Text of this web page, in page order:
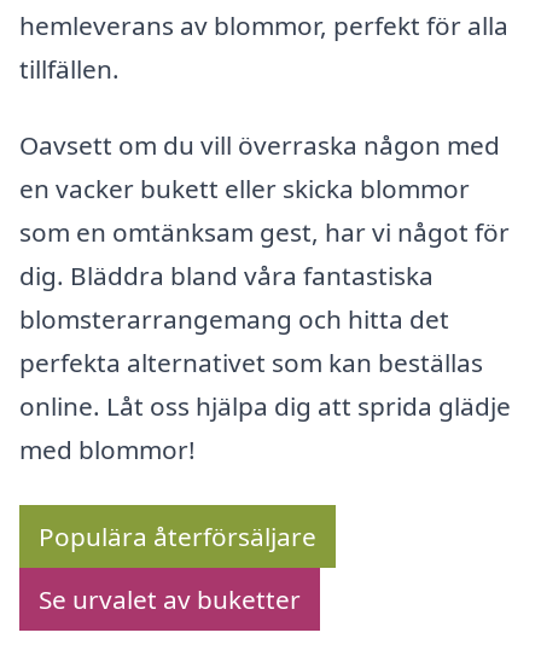
hemleverans av blommor, perfekt för alla
tillfällen.
Oavsett om du vill överraska någon med
en vacker bukett eller skicka blommor
som en omtänksam gest, har vi något för
dig. Bläddra bland våra fantastiska
blomsterarrangemang och hitta det
perfekta alternativet som kan beställas
online. Låt oss hjälpa dig att sprida glädje
med blommor!
Populära återförsäljare
Se urvalet av buketter